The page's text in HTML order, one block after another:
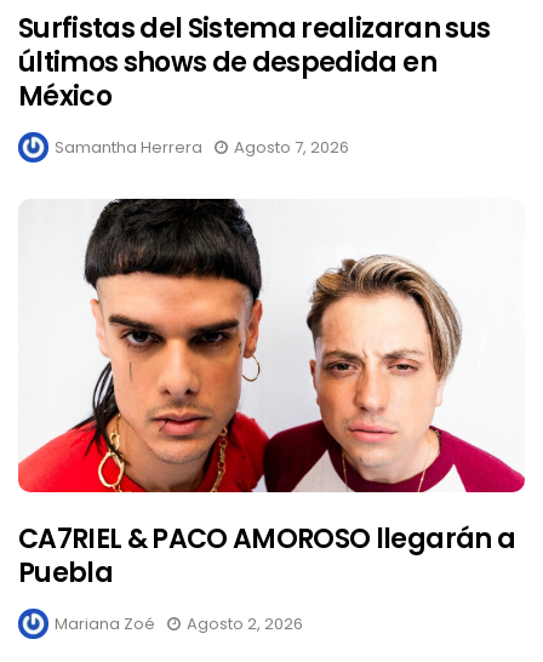
Surfistas del Sistema realizaran sus
últimos shows de despedida en
México
Samantha Herrera Agosto 7, 2026
CA7RIEL & PACO AMOROSO llegarán a
Puebla
Mariana Zoé Agosto 2, 2026